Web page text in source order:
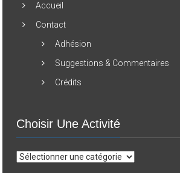
Accueil
Contact
Adhésion
Suggestions & Commentaires
Crédits
Choisir Une Activité
Choisir